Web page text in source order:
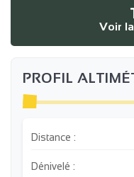
Voir
PROFIL
Distance :
Dénivelé :